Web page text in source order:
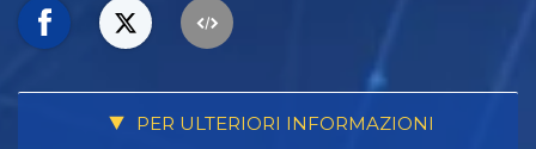
PER ULTERIORI INFORMAZIONI